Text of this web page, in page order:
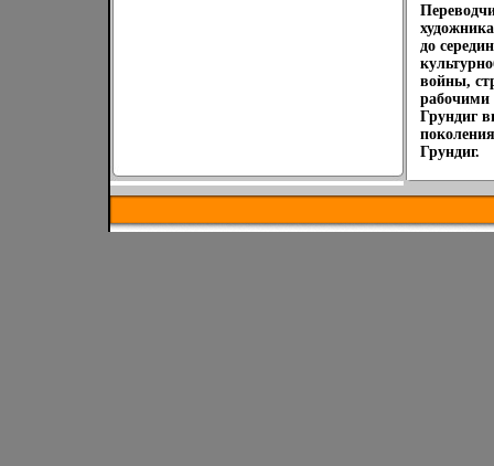
до
войны,
рабочими
Грундиг
Грундиг.